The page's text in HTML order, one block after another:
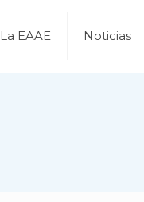
La EAAE Noticias